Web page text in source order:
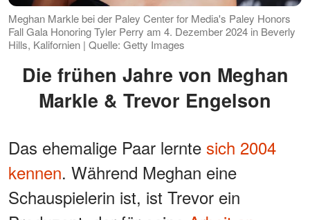
Meghan Markle bei der Paley Center for Media's Paley Honors
Fall Gala Honoring Tyler Perry am 4. Dezember 2024 in Beverly
Hills, Kalifornien | Quelle: Getty Images
Die frühen Jahre von Meghan
Markle & Trevor Engelson
Das ehemalige Paar lernte sich 2004
kennen. Während Meghan eine
Schauspielerin ist, ist Trevor ein